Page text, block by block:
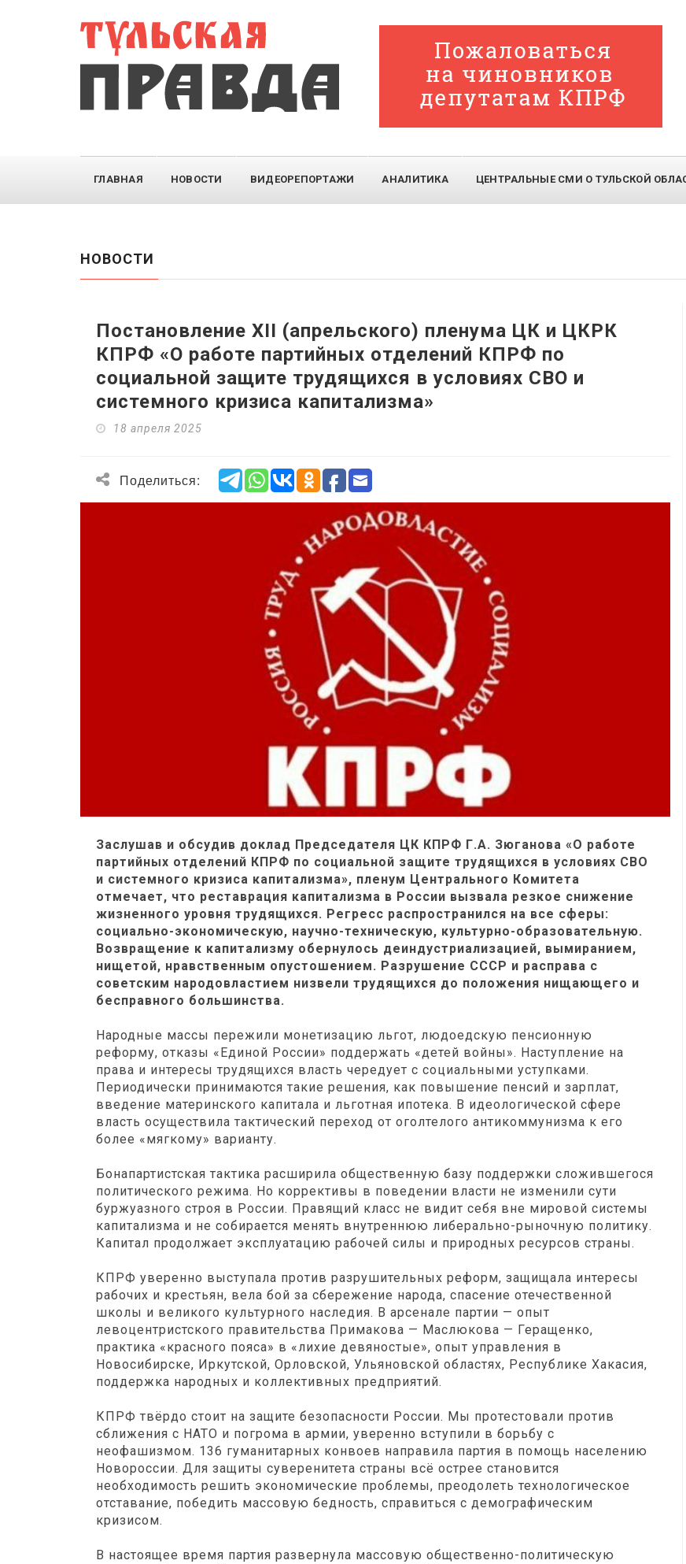
ГЛАВНАЯ НОВОСТИ ВИДЕОРЕПОРТАЖИ АНАЛИТИКА ЦЕНТРАЛЬНЫЕ СМИ О ТУЛЬСКОЙ
НОВОСТИ
Постановление XII (апрельского) пленума ЦК и ЦКРК
КПРФ «О работе партийных отделений КПРФ по
социальной защите трудящихся в условиях СВО и
системного кризиса капитализма»
18 апреля 2025
Поделиться:
Заслушав и обсудив доклад Председателя ЦК КПРФ Г.А. Зюганова «О работе
партийных отделений КПРФ по социальной защите трудящихся в условиях СВО
и системного кризиса капитализма», пленум Центрального Комитета
отмечает, что реставрация капитализма в России вызвала резкое снижение
жизненного уровня трудящихся. Регресс распространился на все сферы:
социально-экономическую, научно-техническую, культурно-образовательную.
Возвращение к капитализму обернулось деиндустриализацией, вымиранием,
нищетой, нравственным опустошением. Разрушение СССР и расправа с
советским народовластием низвели трудящихся до положения нищающего и
бесправного большинства.
Народные массы пережили монетизацию льгот, людоедскую пенсионную
реформу, отказы «Единой России» поддержать «детей войны». Наступление на
права и интересы трудящихся власть чередует с социальными уступками.
Периодически принимаются такие решения, как повышение пенсий и зарплат,
введение материнского капитала и льготная ипотека. В идеологической сфере
власть осуществила тактический переход от оголтелого антикоммунизма к его
более «мягкому» варианту.
Бонапартистская тактика расширила общественную базу поддержки сложившегося
политического режима. Но коррективы в поведении власти не изменили сути
буржуазного строя в России. Правящий класс не видит себя вне мировой системы
капитализма и не собирается менять внутреннюю либерально-рыночную политику.
Капитал продолжает эксплуатацию рабочей силы и природных ресурсов страны.
КПРФ уверенно выступала против разрушительных реформ, защищала интересы
рабочих и крестьян, вела бой за сбережение народа, спасение отечественной
школы и великого культурного наследия. В арсенале партии — опыт
левоцентристского правительства Примакова — Маслюкова — Геращенко,
практика «красного пояса» в «лихие девяностые», опыт управления в
Новосибирске, Иркутской, Орловской, Ульяновской областях, Республике Хакасия,
поддержка народных и коллективных предприятий.
КПРФ твёрдо стоит на защите безопасности России. Мы протестовали против
сближения с НАТО и погрома в армии, уверенно вступили в борьбу с
неофашизмом. 136 гуманитарных конвоев направила партия в помощь населению
Новороссии. Для защиты суверенитета страны всё острее становится
необходимость решить экономические проблемы, преодолеть технологическое
отставание, победить массовую бедность, справиться с демографическим
кризисом.
В настоящее время партия развернула массовую общественно-политическую